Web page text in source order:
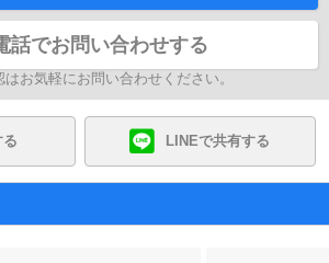
話でお問い合わせする
お気軽にお問い合わせください。
LINEで共有する